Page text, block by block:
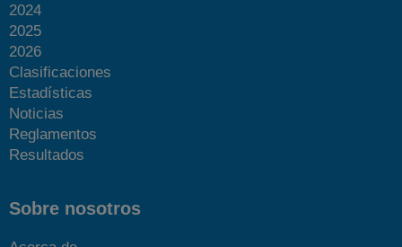
2024
2025
2026
Clasificaciones
Estadísticas
Noticias
Reglamentos
Resultados
Sobre nosotros